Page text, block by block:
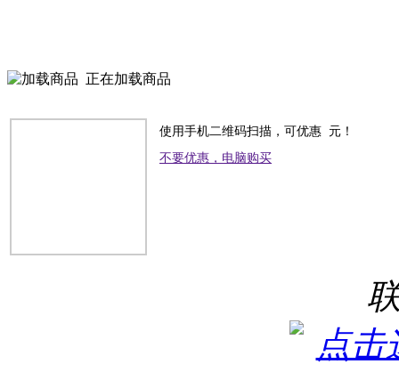
正在加载商品
使用手机二维码扫描，可优惠 元！
不要优惠，电脑购买